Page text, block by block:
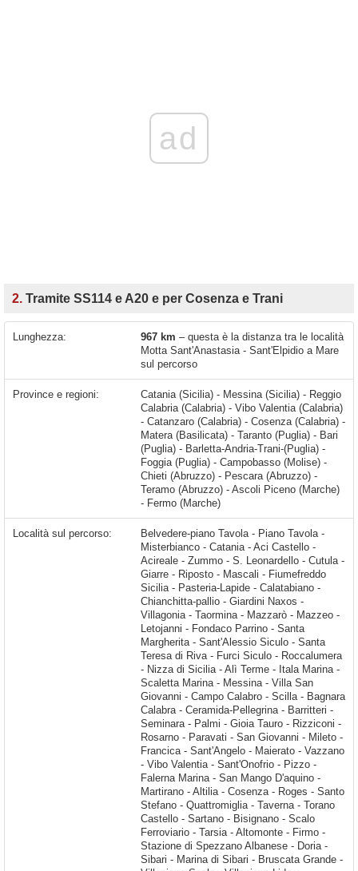
ad
2. Tramite SS114 e A20 e per Cosenza e Trani
Lunghezza: 967 km – questa è la distanza tra le località
Motta Sant'Anastasia - Sant'Elpidio a Mare
sul percorso
Province e regioni:
Catania (Sicilia) - Messina (Sicilia) - Reggio
Calabria (Calabria) - Vibo Valentia (Calabria)
- Catanzaro (Calabria) - Cosenza (Calabria) -
Matera (Basilicata) - Taranto (Puglia) - Bari
(Puglia) - Barletta-Andria-Trani-(Puglia) -
Foggia (Puglia) - Campobasso (Molise) -
Chieti (Abruzzo) - Pescara (Abruzzo) -
Teramo (Abruzzo) - Ascoli Piceno (Marche)
- Fermo (Marche)
Località sul percorso: Belvedere-piano Tavola - Piano Tavola - Misterbianco - Catania - Aci Castello - Acireale - Zummo - S. Leonardello - Cutula - Giarre - Riposto - Mascali - Fiumefreddo Sicilia - Pasteria-Lapide - Calatabiano - Chianchitta-pallio - Giardini Naxos - Villagonia - Taormina - Mazzarò - Mazzeo - Letojanni - Fondaco Parrino - Santa Margherita - Sant'Alessio Siculo - Santa Teresa di Riva - Furci Siculo - Roccalumera - Nizza di Sicilia - Alì Terme - Itala Marina - Scaletta Marina - Messina - Villa San Giovanni - Campo Calabro - Scilla - Bagnara Calabra